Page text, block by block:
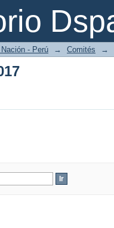
- Perú → Comités →